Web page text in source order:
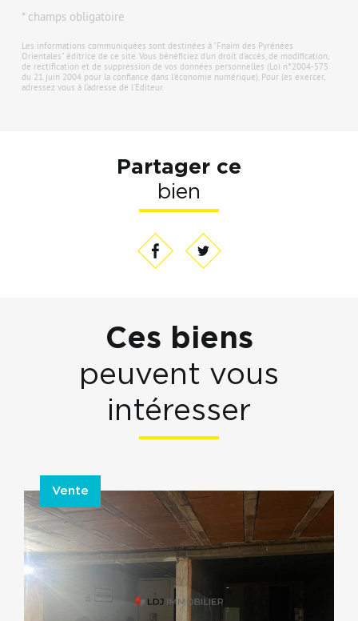
* champs obligatoire
Les informations communiquées sont destinées à "Fnaim des Pyrénées
Orientales" éditrice de ce site. Vous bénéficiez d'un droit d'accès, de modification,
de rectification et de suppression de vos données personnelles (Loi n°2004-575
du 21 juin 2004 pour la confiance dans l'économie numérique). Pour les exercer,
adressez vous à l’adresse de l’Editeur.
Partager ce
bien
Ces biens
peuvent vous
intéresser
Vente